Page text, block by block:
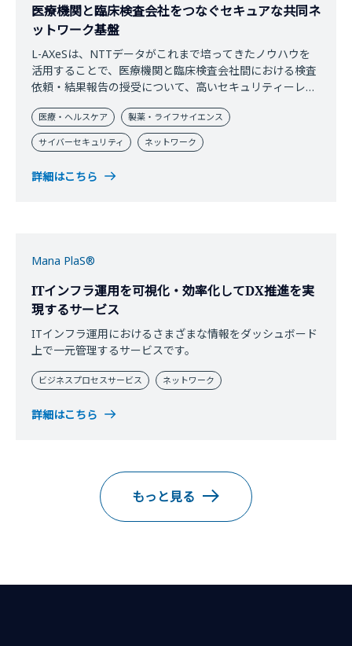
医療機関と臨床検査会社をつなぐセキュアな共同ネ
ットワーク基盤
L-AXeSは、NTTデータがこれまで培ってきたノウハウを
活用することで、医療機関と臨床検査会社間における検査
依頼・結果報告の授受について、高いセキュリティーレベ
現することができる、共同利用型のサービスです。既設の
インターネット回線と端末もご活用でき、短期間で容易に
導入が可能です。ネットワークセキュリティの仕組みとし
て、厚生労働省が定める「医療情報システムの安全管理に
関するガイドライン」に準拠した、「IPsec＋IKE」方式に
報の紛失、漏洩リスクの低減にもなり、医療機関・臨床検
査会社双方の業務効率化のみならず、検査を受ける方々に
対するサービス向上を支援いたします。検査の依頼・報告
の送受信に最適化されたアプリケーションの画面により、
わかりやすい操作でご利用可能です。
医療・ヘルスケア 製薬・ライフサイエンス
サイバーセキュリティ ネットワーク
詳細はこちら
Mana PlaS®
ITインフラ運用を可視化・効率化してDX推進を実
現するサービス
ITインフラ運用におけるさまざまな情報をダッシュボード
上で一元管理するサービスです。
ビジネスプロセスサービス ネットワーク
詳細はこちら
もっと見る